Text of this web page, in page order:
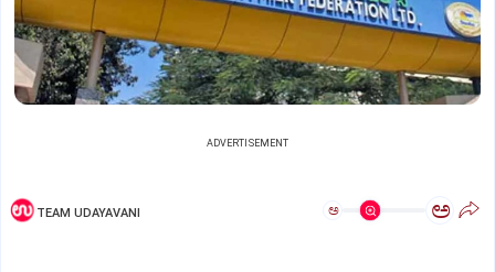
ADVERTISEMENT
TEAM UDAYAVANI ಅ ಅ